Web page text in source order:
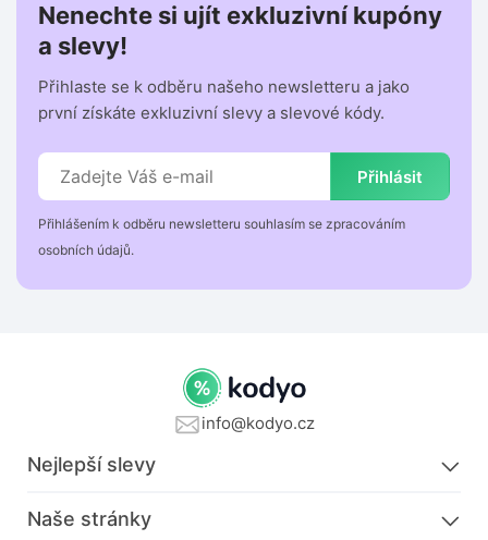
Nenechte si ujít exkluzivní kupóny
a slevy!
Přihlaste se k odběru našeho newsletteru a jako
první získáte exkluzivní slevy a slevové kódy.
Přihlásit
Přihlášením k odběru newsletteru souhlasím se zpracováním
osobních údajů.
info@kodyo.cz
Nejlepší slevy
Naše stránky